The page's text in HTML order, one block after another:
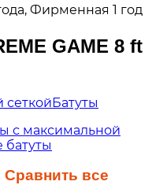
Фирменная 1 год
GAME 8 ft
сеткойБатуты
с максимальной
батуты
Сравнить все